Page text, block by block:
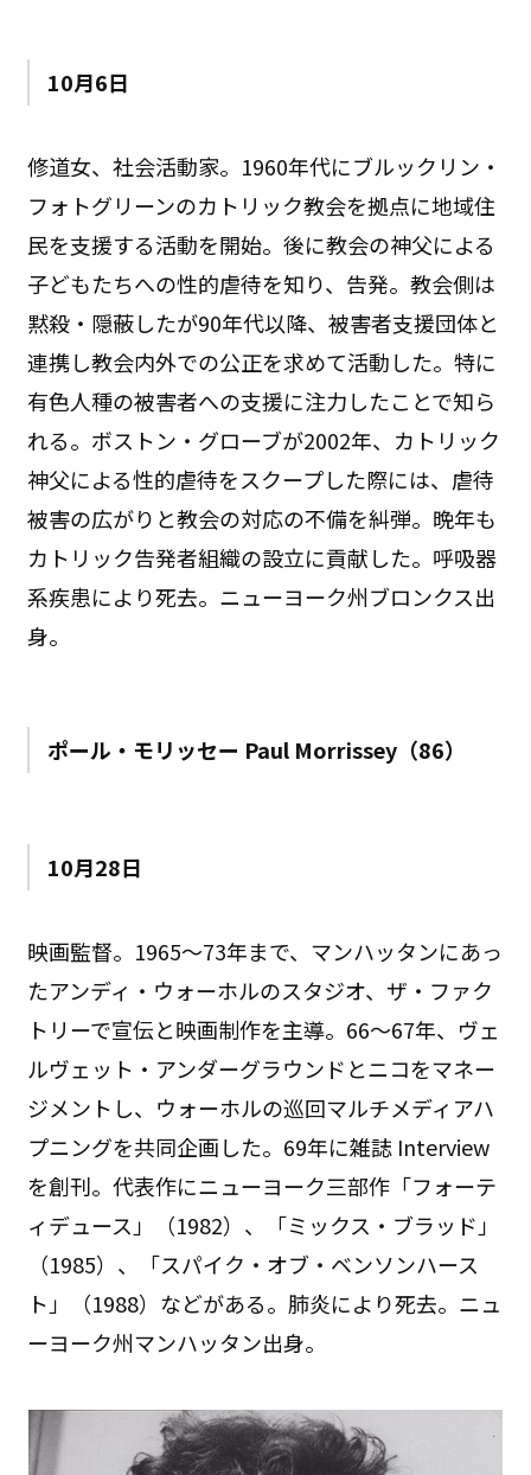
10月6日
修道女、社会活動家。1960年代にブルックリン・
フォトグリーンのカトリック教会を拠点に地域住
民を支援する活動を開始。後に教会の神父による
子どもたちへの性的虐待を知り、告発。教会側は
黙殺・隠蔽したが90年代以降、被害者支援団体と
連携し教会内外での公正を求めて活動した。特に
有色人種の被害者への支援に注力したことで知ら
れる。ボストン・グローブが2002年、カトリック
神父による性的虐待をスクープした際には、虐待
被害の広がりと教会の対応の不備を糾弾。晩年も
カトリック告発者組織の設立に貢献した。呼吸器
系疾患により死去。ニューヨーク州ブロンクス出
身。
ポール・モリッセー Paul Morrissey（86）
10月28日
映画監督。1965～73年まで、マンハッタンにあっ
たアンディ・ウォーホルのスタジオ、ザ・ファク
トリーで宣伝と映画制作を主導。66～67年、ヴェ
ルヴェット・アンダーグラウンドとニコをマネー
ジメントし、ウォーホルの巡回マルチメディアハ
プニングを共同企画した。69年に雑誌 Interview
を創刊。代表作にニューヨーク三部作「フォーテ
ィデュース」（1982）、「ミックス・ブラッド」
（1985）、「スパイク・オブ・ベンソンハース
ト」（1988）などがある。肺炎により死去。ニュ
ーヨーク州マンハッタン出身。